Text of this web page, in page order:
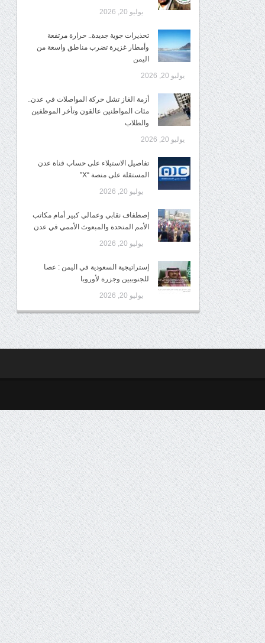
يوليو 20, 2026
تحذيرات جوية جديدة.. حرارة مرتفعة
وأمطار غزيرة تضرب مناطق واسعة من
اليمن
يوليو 20, 2026
أزمة الغاز تشل حركة المواصلات في عدن..
مئات المواطنين عالقون وتأخر الموظفين
والطلاب
يوليو 20, 2026
تفاصيل الاستيلاء على حساب قناة عدن
المستقلة على منصة “X”
يوليو 20, 2026
إصطفاف نقابي وعمالي كبير أمام مكاتب
الأمم المتحدة والمبعوث الأممي في عدن
يوليو 20, 2026
إستراتيجية السعودية في اليمن : عصا
للجنوبيين وجزرة لأوروبا
يوليو 20, 2026